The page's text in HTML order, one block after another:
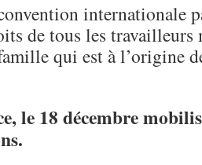
internationale
de tous les travailleurs
qui est à l’origine
le 18 décembre